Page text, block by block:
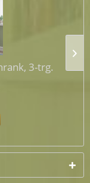
3-trg.